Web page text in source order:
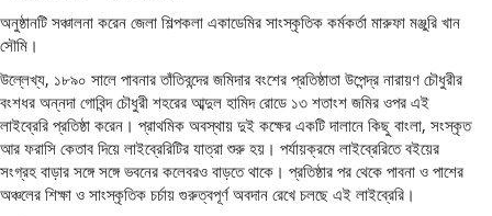
অনুষ্ঠানটি সঞ্চালনা করেন জেলা শিল্পকলা একাডেমির সাংস্কৃতিক কর্মকর্তা মারুফা মঞ্জুরি খান
সৌমি।
উল্লেখ্য, ১৮৯০ সালে পাবনার তাঁতিবন্দের জমিদার বংশের প্রতিষ্ঠাতা উপেন্দ্র নারায়ণ চৌধুরীর
বংশধর অন্নদা গোবিন্দ চৌধুরী শহরের আব্দুল হামিদ রোডে ১৩ শতাংশ জমির ওপর এই
লাইব্রেরি প্রতিষ্ঠা করেন। প্রাথমিক অবস্থায় দুই কক্ষের একটি দালানে কিছু বাংলা, সংস্কৃত
আর ফরাসি কেতাব দিয়ে লাইব্রেরিটির যাত্রা শুরু হয়। পর্যায়ক্রমে লাইব্রেরিতে বইয়ের
সংগ্রহ বাড়ার সঙ্গে সঙ্গে ভবনের কলেবরও বাড়তে থাকে। প্রতিষ্ঠার পর থেকে পাবনা ও পাশের
অঞ্চলের শিক্ষা ও সাংস্কৃতিক চর্চায় গুরুত্বপূর্ণ অবদান রেখে চলছে এই লাইব্রেরি।